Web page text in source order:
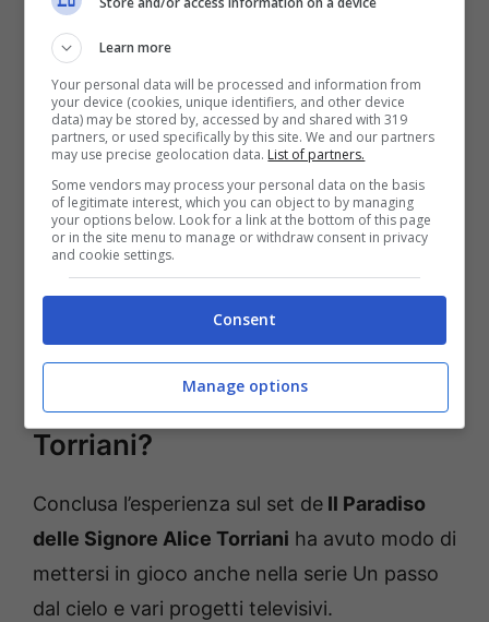
tranelli messi in atto dal padre nonché abile
banchiere e fratello di uno dei soldati che
prese parte alla Prima guerra mondiale
insieme al proprietario de Il Paradiso delle
Signore. Dopo la fine della relazione con Mori,
la Mandelli aveva ceduto al sentimento con
Vittorio Conti e in seguito con Umberto
Guarnieri, per poi uscire completamente di
scena.
Che fine ha fatto l’attrice Alice
Torriani?
Conclusa l’esperienza sul set de Il Paradiso
delle Signore Alice Torriani ha avuto modo di
mettersi in gioco anche nella serie Un passo
dal cielo e vari progetti televisivi.
Learn more
Your personal data will be processed and information from
your device (cookies, unique identifiers, and other device
data) may be stored by, accessed by and shared with 319
partners, or used specifically by this site. We and our partners
may use precise geolocation data. List of partners.
Some vendors may process your personal data on the basis
of legitimate interest, which you can object to by managing
your options below. Look for a link at the bottom of this page
or in the site menu to manage or withdraw consent in privacy
and cookie settings.
Consent
Manage options